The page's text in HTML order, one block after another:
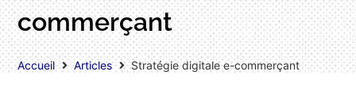
commerçant
Accueil Articles Stratégie digitale e-commerçant